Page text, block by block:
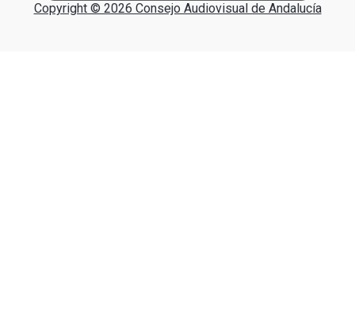
Copyright © 2026 Consejo Audiovisual de Andalucía